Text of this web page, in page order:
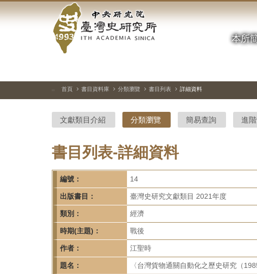
到
中
央
研
院-
臺
灣
史
研
究
所-
首
頁
本所
::: 首頁 書目資料庫 分類瀏覽 書目列表 詳細資料
文獻類目介紹 分類瀏覽 簡易查詢 進
書目列表-詳細資料
編號： 14
出版書目： 臺灣史研究文獻類目 2021年度
類別： 經濟
時期(主題)： 戰後
作者： 江聖時
題名： 〈台灣貨物通關自動化之歷史研究（